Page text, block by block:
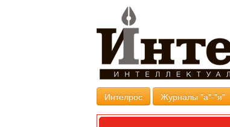
Интелрос Журналы "а"-"я"